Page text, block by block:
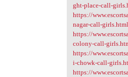
ght-place-call-
https://
nagar-call-girls.html
https://
colony-call-
https://
i-chowk-call-
https://